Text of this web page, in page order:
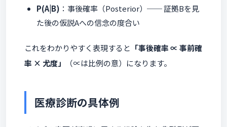
P(A|B) ：事後確率（Posterior）── 証拠Bを見
た後の仮説Aへの信念の度合い
これをわかりやすく表現すると 「事後確率 ∝ 事前確
率 × 尤度」
（∝は比例の意）になります。
医療診断の具体例